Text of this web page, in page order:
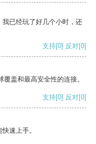
已经玩了好几个小时，还
支持[0] 反对[0]
盖和最高安全性的连接。
支持[0] 反对[0]
速上手。